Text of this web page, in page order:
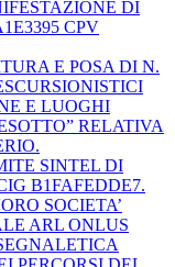
DI
CPV
E POSA DI N.
E LUOGHI
RELATIVA
SINTEL DI
B1FAFEDDE7.
SOCIETA’
ARL ONLUS